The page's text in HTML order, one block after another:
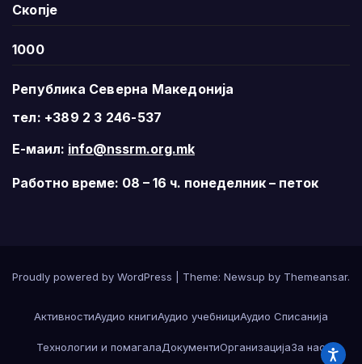
Скопје
1000
Република Северна Македонија
тел: +389 2 3 246-537
Е-маил: info@nssrm.org.mk
Работно време: 08 – 16 ч. понеделник – петок
Proudly powered by WordPress Theme: Newsup by Themeansar.
АктивностиАудио книгиАудио учебнициАудио Списанија
Технологии и помагалаДокументиОрганизацијаЗа нас